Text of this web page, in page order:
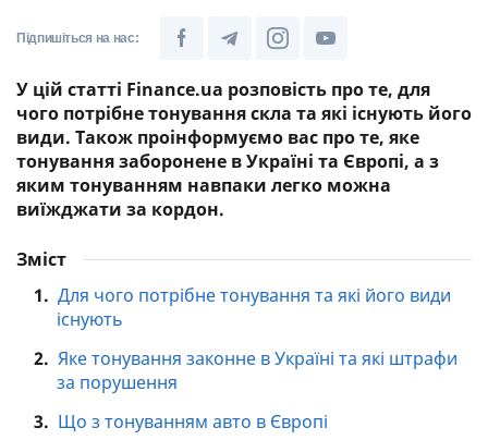
Підпишіться на нас:
У цій статті Finance.ua розповість про те, для
чого потрібне тонування скла та які існують його
види. Також проінформуємо вас про те, яке
тонування заборонене в Україні та Європі, а з
яким тонуванням навпаки легко можна
виїжджати за кордон.
Зміст
1. Для чого потрібне тонування та які його види
існують
2. Яке тонування законне в Україні та які штрафи
за порушення
3. Що з тонуванням авто в Європі